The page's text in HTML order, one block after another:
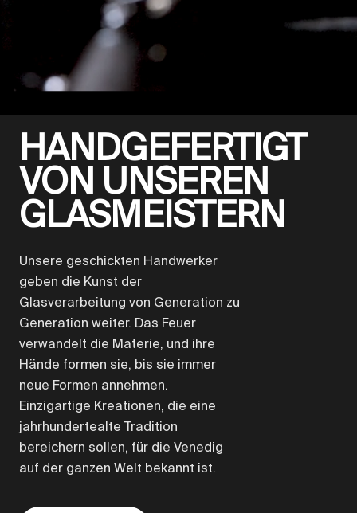
HANDGEFERTIGT
VON UNSEREN
GLASMEISTERN
Unsere geschickten Handwerker
geben die Kunst der
Glasverarbeitung von Generation zu
Generation weiter. Das Feuer
verwandelt die Materie, und ihre
Hände formen sie, bis sie immer
neue Formen annehmen.
Einzigartige Kreationen, die eine
jahrhundertealte Tradition
bereichern sollen, für die Venedig
auf der ganzen Welt bekannt ist.